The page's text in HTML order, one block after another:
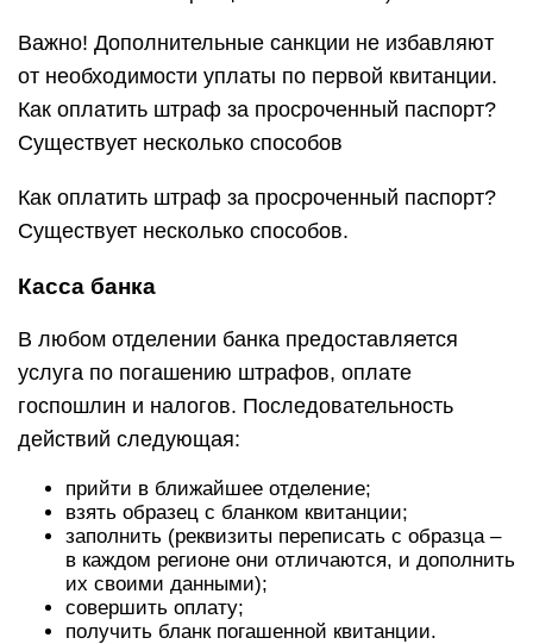
Важно! Дополнительные санкции не избавляют
от необходимости уплаты по первой квитанции.
Как оплатить штраф за просроченный паспорт?
Существует несколько способов
Как оплатить штраф за просроченный паспорт?
Существует несколько способов.
Касса банка
В любом отделении банка предоставляется
услуга по погашению штрафов, оплате
госпошлин и налогов. Последовательность
действий следующая:
прийти в ближайшее отделение;
взять образец с бланком квитанции;
заполнить (реквизиты переписать с образца –
в каждом регионе они отличаются, и дополнить
их своими данными);
совершить оплату;
получить бланк погашенной квитанции.